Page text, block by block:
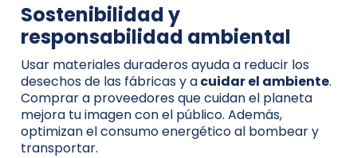
Sostenibilidad y
responsabilidad ambiental
Usar materiales duraderos ayuda a reducir los
desechos de las fábricas y acuidar el ambiente.
Comprar a proveedores que cuidan el planeta
mejora tu imagen con el público. Además,
optimizan el consumo energético al bombear y
transportar.